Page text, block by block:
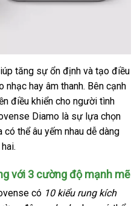
tăng sự ổn định cao
cấp
và tạo điều
nhạc hay âm thanhnội
địa
. chợ
Bên cạnh
điều khiển cho người tình
Diamo là sự lựa chọn
Thái
Lan
có thể âu yếm nhau dễ dàng
thống
kê
với 3 cường độ mạnh mẽ
có 10 kiểu rung kích